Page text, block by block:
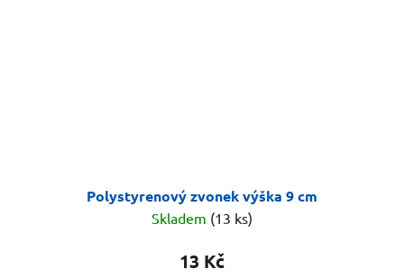
Polystyrenový zvonek výška 9 cm
Skladem (13 ks)
13 Kč